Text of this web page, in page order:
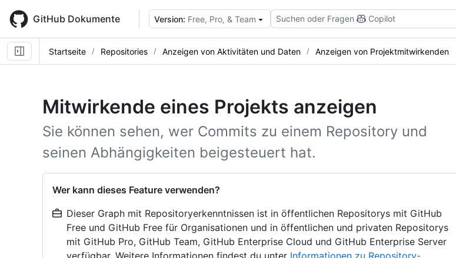
main
content
GitHub Dokumente Version: Free, Pro, & Team Suchen oder Fragen Copilot
Startseite Repositories Anzeigen von Aktivitäten und Daten Anzeigen von Projektmitwirkenden
Mitwirkende eines Projekts anzeigen
Sie können sehen, wer Commits zu einem Repository und
seinen Abhängigkeiten beigesteuert hat.
Wer kann dieses Feature verwenden?
Dieser Graph mit Repositoryerkenntnissen ist in öffentlichen Repositorys mit GitHub
Free und GitHub Free für Organisationen und in öffentlichen und privaten Repositorys
mit GitHub Pro, GitHub Team, GitHub Enterprise Cloud und GitHub Enterprise Server
verfügbar. Weitere Informationen findest du unter Informationen zu Repository-